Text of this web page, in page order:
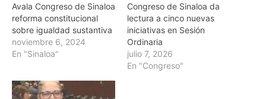
Avala Congreso de Sinaloa
reforma constitucional
sobre igualdad sustantiva
noviembre 6, 2024
En "Sinaloa"
Congreso de Sinaloa da
lectura a cinco nuevas
iniciativas en Sesión
Ordinaria
julio 7, 2026
En "Congreso"